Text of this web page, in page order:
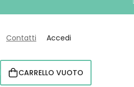
Contatti Accedi
CARRELLO
CARRELLO VUOTO